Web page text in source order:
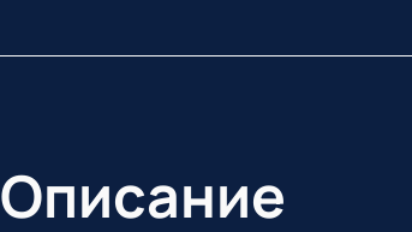
Описание